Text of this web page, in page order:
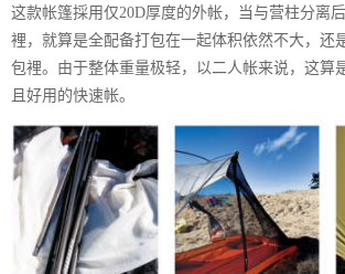
这款帐篷採用仅20D厚度的外帐，当与营柱分离
裡，就算是全配备打包在一起体积依然不大，还
包裡。由于整体重量极轻，以二人帐来说，这算
且好用的快速帐。